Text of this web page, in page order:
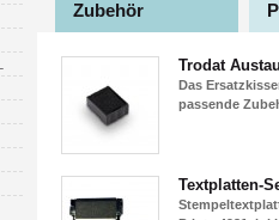
Zubehör
Trodat
Das
passende
Textplatten-